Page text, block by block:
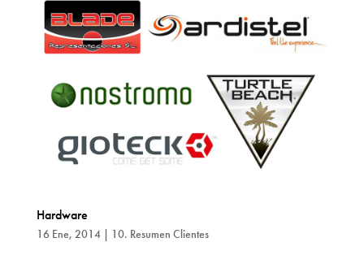
Hardware
16 Ene, 2014| 10. Resumen Clientes